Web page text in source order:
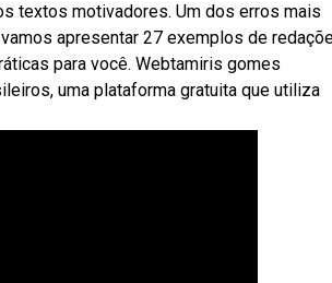
textos motivadores. Um dos erros mais
apresentar 27 exemplos de
para você. Webtamiris gomes
uma plataforma gratuita que utiliza